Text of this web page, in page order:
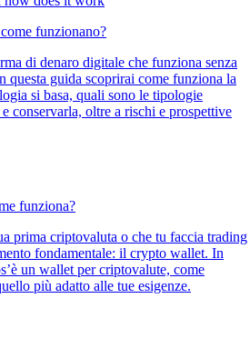
funzionano?
di denaro digitale che funziona senza
questa guida scoprirai come funziona la
si basa, quali sono le tipologie
conservarla, oltre a rischi e prospettive
funziona?
prima criptovaluta o che tu faccia trading
fondamentale: il crypto wallet. In
un wallet per criptovalute, come
più adatto alle tue esigenze.